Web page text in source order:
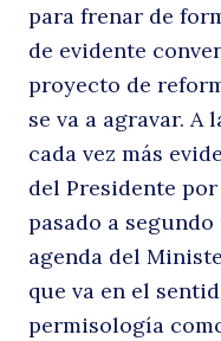
para frenar de
de evidente
proyecto de
se va a agravar. A
cada vez más
del Presidente
pasado a
agenda del
que va en el
permisología